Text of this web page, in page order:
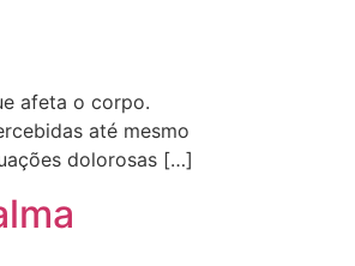
afeta o corpo.
até mesmo
dolorosas […]